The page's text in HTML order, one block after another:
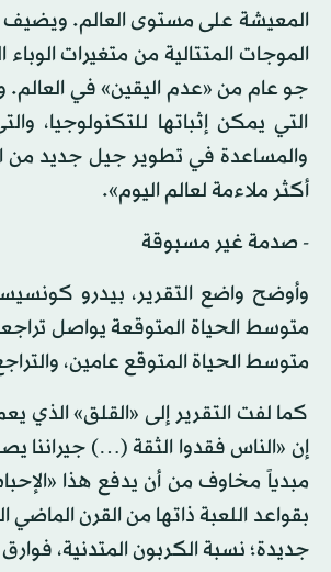
الموجات المتتالية من متغيرات
جو عام من «عدم اليقين» في العالم.
التي يمكن إثباتها للتكنولوجيا،
والمساعدة في تطوير جيل جديد من
أكثر ملاءمة لعالم اليوم».
- صدمة غير مسبوقة
متوسط الحياة المتوقعة يواصل
متوسط الحياة المتوقع عامين،
كما لفت التقرير إلى «القلق» الذي
إن «الناس فقدوا الثقة (…) جيراننا
مبدياً مخاوف من أن يدفع هذا
بقواعد اللعبة ذاتها من القرن
جديدة؛ نسبة الكربون المتدنية،